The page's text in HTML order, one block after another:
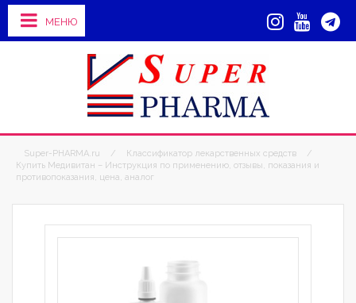
МЕНЮ
Super-PHARMA.ru / Классификатор лекарственных средств
/
Купить Медивитан – Инструкция по применению, отзывы, показания и
противопоказания, цена, аналог